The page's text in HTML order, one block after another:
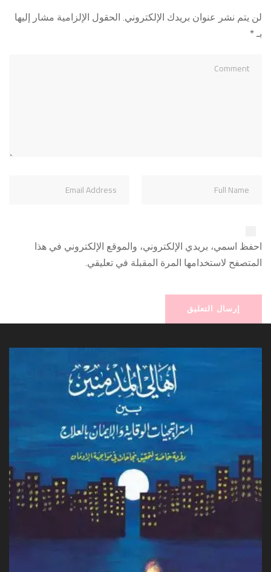
لن يتم نشر عنوان بريدك الإلكتروني. الحقول الإلزامية مشار إليها
بـ*
احفظ اسمي، بريدي الإلكتروني، والموقع الإلكتروني في هذا
المتصفح لاستخدامها المرة المقبلة في تعليقي.